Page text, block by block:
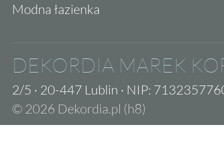
Modna łazienka
DEKORDIA MAREK
2/5 · 20-447 Lublin · NIP:
© 2026 Dekordia.pl (h8)